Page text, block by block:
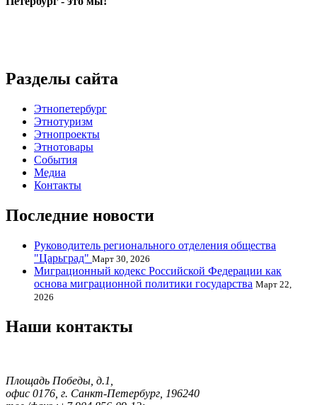
Разделы сайта
Этнопетербург
Этнотуризм
Этнопроекты
Этнотовары
События
Медиа
Контакты
Последние новости
Руководитель регионального отделения общества
"Царьград" Март 30, 2026
Миграционный кодекс Российской Федерации как
основа миграционной политики государства Март 22,
2026
Наши контакты
Площадь Победы, д.1,
офис 0176, г. Санкт-Петербург, 196240